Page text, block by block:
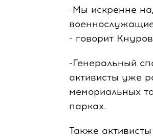
-Мы искренне
- говорит
-Генеральный
активисты уже
мемориальных
парках.
Также